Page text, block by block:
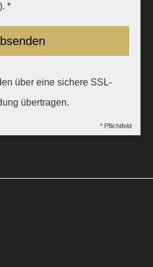
). *
über eine sichere SSL-
übertragen.
* Pflichtfeld